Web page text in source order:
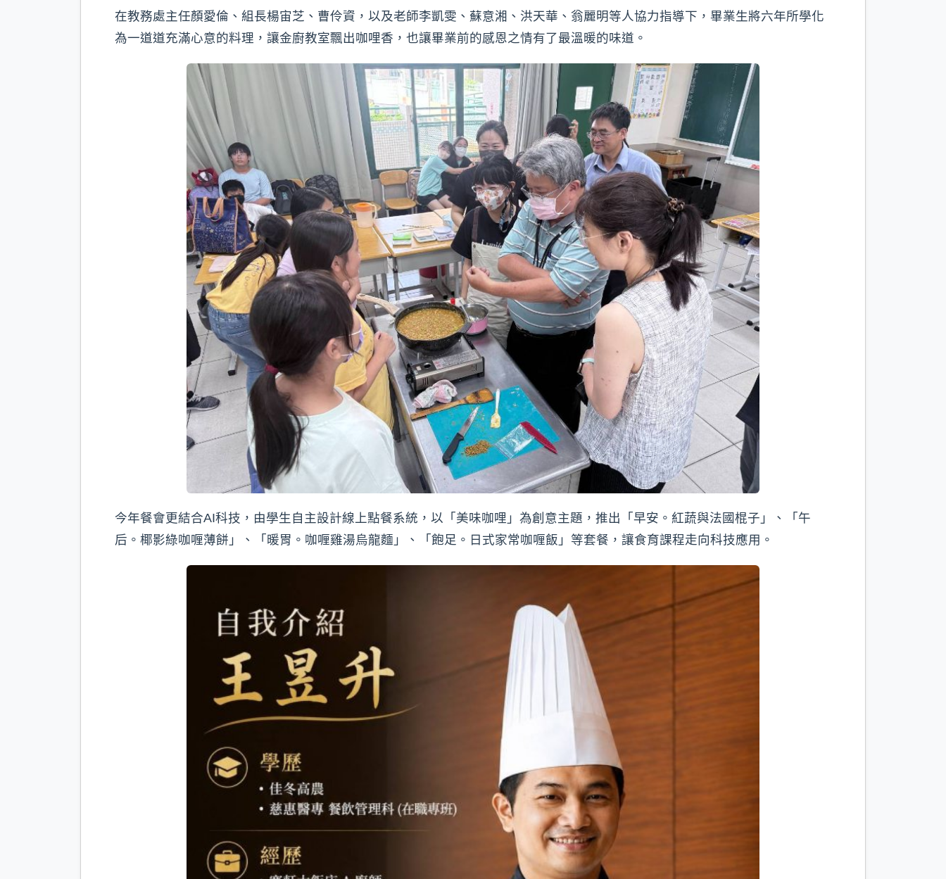
在教務處主任顏愛倫、組長楊宙芝、曹伶資，以及老師李凱雯、蘇意湘、洪天華、翁麗明等人協力指導下，畢業生將六年所學化
為一道道充滿心意的料理，讓金廚教室飄出咖哩香，也讓畢業前的感恩之情有了最溫暖的味道。
今年餐會更結合AI科技，由學生自主設計線上點餐系統，以「美味咖哩」為創意主題，推出「早安。紅蔬與法國棍子」、「午
后。椰影綠咖喱薄餅」、「暖胃。咖喱雞湯烏龍麵」、「飽足。日式家常咖喱飯」等套餐，讓食育課程走向科技應用。